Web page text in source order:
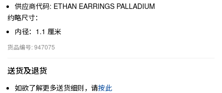
供应商代码: ETHAN EARRINGS PALLADIUM
约略尺寸：
内径：1.1 厘米
货品编号: 947075
送货及退货
如欲了解更多送货细则，请按此